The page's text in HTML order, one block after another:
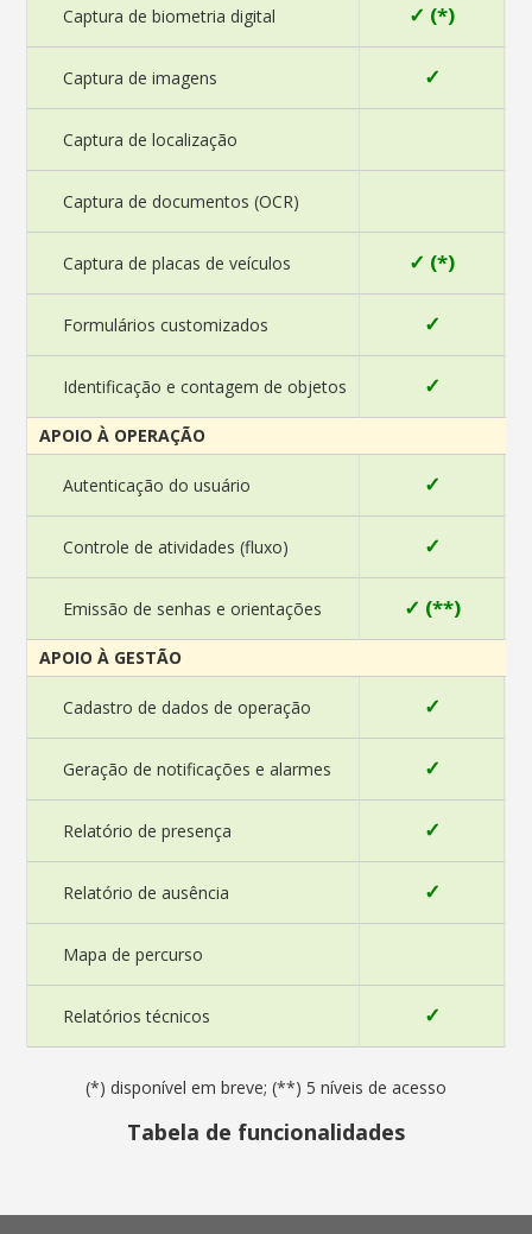
Captura de biometria digital ✓ (*)
Captura de imagens ✓
Captura de localização
Captura de documentos (OCR)
Captura de placas de veículos ✓ (*)
Formulários customizados ✓
Identificação e contagem de objetos ✓
APOIO À OPERAÇÃO
Autenticação do usuário ✓
Controle de atividades (fluxo) ✓
Emissão de senhas e orientações ✓ (**)
APOIO À GESTÃO
Cadastro de dados de operação ✓
Geração de notificações e alarmes ✓
Relatório de presença ✓
Relatório de ausência ✓
Mapa de percurso
Relatórios técnicos ✓
(*) disponível em breve; (**) 5 níveis de acesso
Tabela de funcionalidades